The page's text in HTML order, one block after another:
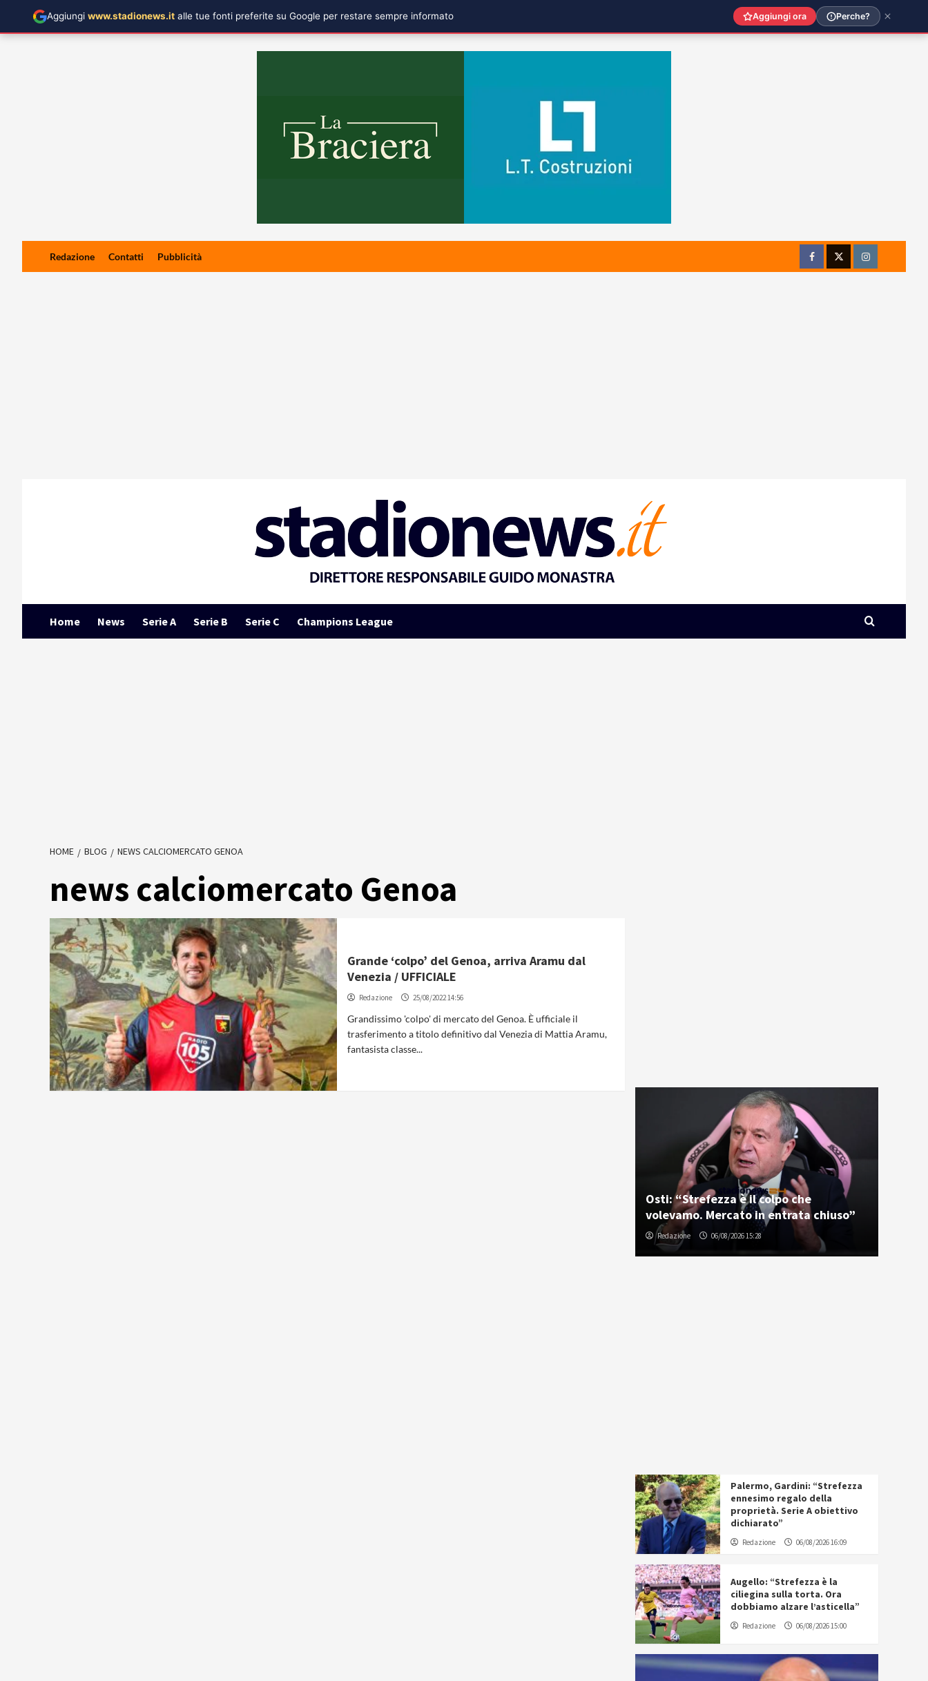
Redazione Contatti Pubblicità
FacebookTwitterInstagram
Home News Serie A Serie B Serie C Champions League
HOME BLOG NEWS CALCIOMERCATO GENOA
news calciomercato Genoa
Grande ‘colpo’ del Genoa, arriva Aramu dal
Venezia / UFFICIALE
Redazione 25/08/2022 14:56
Grandissimo 'colpo' di mercato del Genoa. È ufficiale il
trasferimento a titolo definitivo dal Venezia di Mattia Aramu,
fantasista classe...
Osti: “Strefezza è il colpo che
volevamo. Mercato in entrata chiuso”
Redazione 06/08/2026 15:28
Palermo, Gardini: “Strefezza
ennesimo regalo della
proprietà. Serie A obiettivo
dichiarato”
Redazione 06/08/2026 16:09
Augello: “Strefezza è la
ciliegina sulla torta. Ora
dobbiamo alzare l’asticella”
Redazione 06/08/2026 15:00
Aggiungi www.stadionews.it alle tue fonti preferite su Google per restare sempre informato Aggiungi ora Perche?